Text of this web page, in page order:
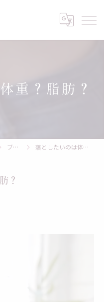
重？脂肪？
ブログ 落としたいのは体重？脂肪？
？